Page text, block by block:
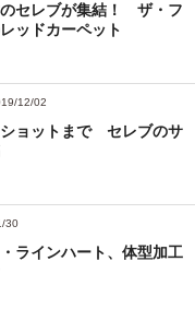
セレブが集結！ ザ・フ
ッドカーペット
12/02
ョットまで セレブのサ
30
ラインハート、体型加工